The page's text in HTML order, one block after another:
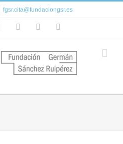
fgsr.cita@fundaciongsr.es
YouTube